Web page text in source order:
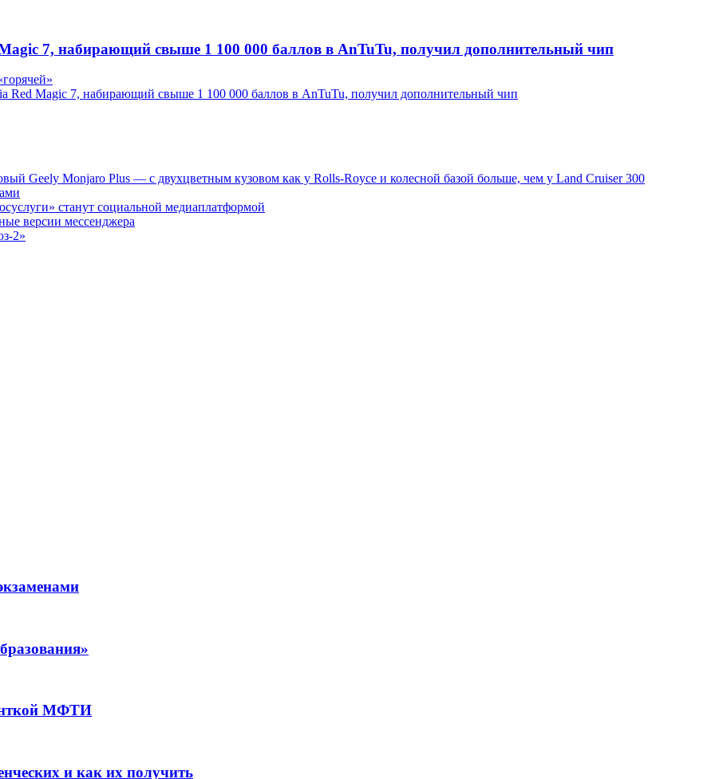
7, набирающий свыше 1 100 000 баллов в AnTuTu, получил дополнительный чип
Red Magic 7, набирающий свыше 1 100 000 баллов в AnTuTu, получил дополнительный чип
Geely Monjaro Plus — с двухцветным кузовом как у Rolls-Royce и колесной базой больше, чем у Land Cruiser 300
станут социальной медиаплатформой
версии мессенджера
2»
МФТИ
и как их получить